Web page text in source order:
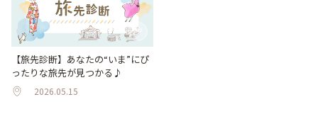
【旅先診断】あなたの“いま”にぴ
ったりな旅先が見つかる♪
2026.05.15